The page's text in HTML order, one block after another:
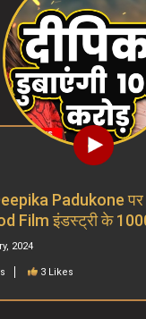
Padukone पर
Film इंडस्ट्री के 1000
3 Likes